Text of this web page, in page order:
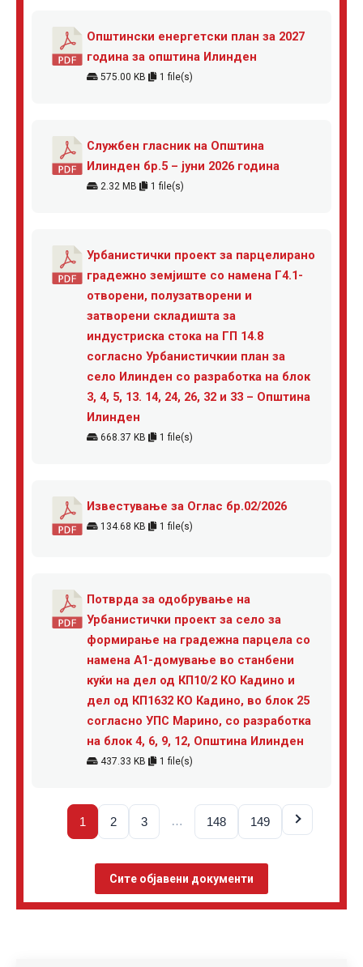
Општински енергетски план за 2027
година за општина Илинден
575.00 KB 1 file(s)
Службен гласник на Општина
Илинден бр.5 – јуни 2026 година
2.32 MB 1 file(s)
Урбанистички проект за парцелирано
градежно земјиште со намена Г4.1-
отворени, полузатворени и
затворени складишта за
индустриска стока на ГП 14.8
согласно Урбанистичкии план за
село Илинден со разработка на блок
3, 4, 5, 13. 14, 24, 26, 32 и 33 – Општина
Илинден
668.37 KB 1 file(s)
Известување за Оглас бр.02/2026
134.68 KB 1 file(s)
Потврда за одобрување на
Урбанистички проект за село за
формирање на градежна парцела со
намена А1-домување во станбени
куќи на дел од КП10/2 КО Кадино и
дел од КП1632 КО Кадино, во блок 25
согласно УПС Марино, со разработка
на блок 4, 6, 9, 12, Општина Илинден
437.33 KB 1 file(s)
1 2 3 … 148 149
Сите објавени документи